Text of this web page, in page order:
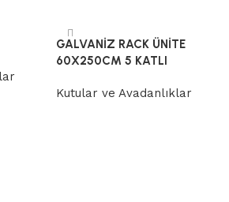
GALVANİZ RACK ÜNİTE
60X250CM 5 KATLI
Kutular ve Avadanlıklar